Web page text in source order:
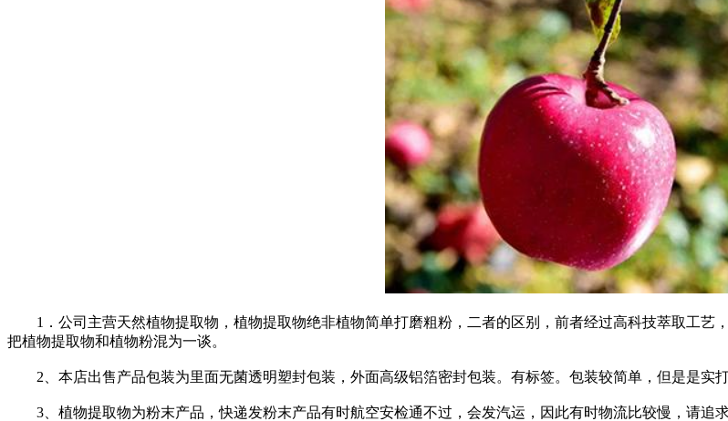
1．公司主营天然植物提取物，植物提取物绝非植物简单打磨粗粉，二者的区别，前者经过高科技萃取工艺
把植物提取物和植物粉混为一谈。
2、本店出售产品包装为里面无菌透明塑封包装，外面高级铝箔密封包装。有标签。包装较简单，但是是实
3、植物提取物为粉末产品，快递发粉末产品有时航空安检通不过，会发汽运，因此有时物流比较慢，请追求